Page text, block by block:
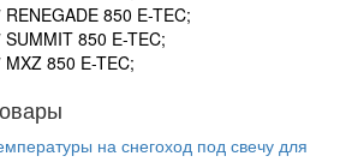
850 E-TEC;
850 E-TEC;
850 E-TEC;